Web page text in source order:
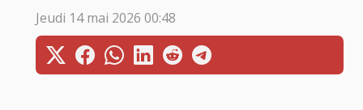
Jeudi 14 mai 2026 00:48